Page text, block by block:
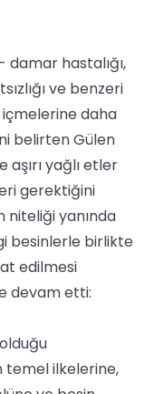
damar hastalığı,
ve benzeri
içmelerine daha
belirten Gülen
aşırı yağlı etler
gerektiğini
niteliği yanında
besinlerle birlikte
edilmesi
devam etti:
temel ilkelerine,